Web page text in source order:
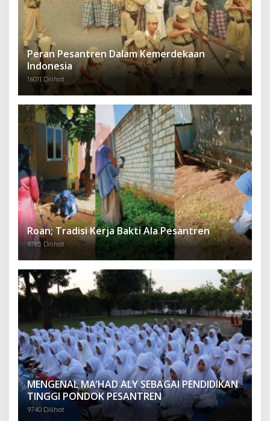
Peran Pesantren Dalam Kemerdekaan
Indonesia
16011 Dilihat
Roan; Tradisi Kerja Bakti Ala Pesantren
9785 Dilihat
MENGENAL MA’HAD ALY SEBAGAI PENDIDIKAN
TINGGI PONDOK PESANTREN
9740 Dilihat